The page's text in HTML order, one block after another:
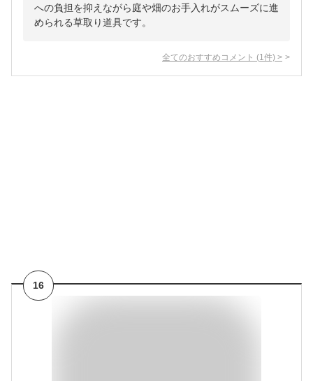
への負担を抑えながら庭や畑のお手入れがスムーズに進
められる草取り道具です。
全てのおすすめコメント (1 件) >
16